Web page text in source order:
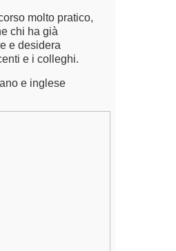
molto pratico,
chi ha già
e desidera
e i colleghi.
e inglese